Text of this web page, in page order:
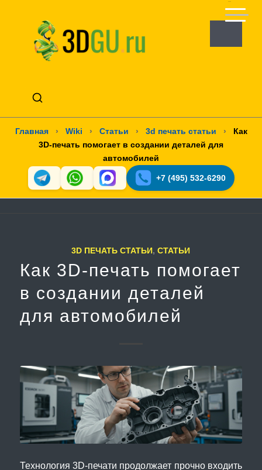
Главная › Wiki › Статьи › 3d печать статьи ›
Как
3D-печать помогает в создании деталей для
автомобилей
+7 (495) 532-6290
3D ПЕЧАТЬ СТАТЬИ,СТАТЬИ
Как 3D-печать помогает
в создании деталей
для автомобилей
Технология 3D-печати продолжает прочно входить